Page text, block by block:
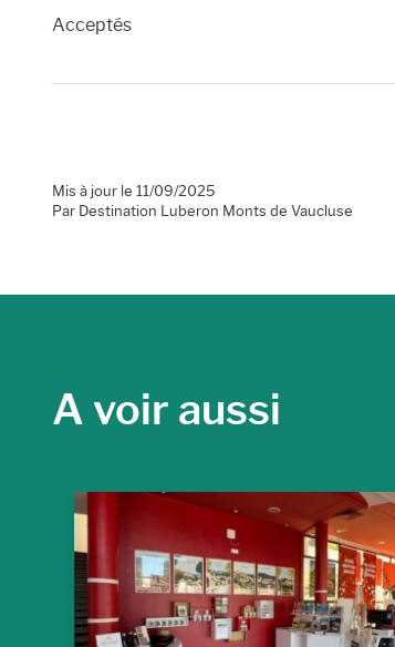
Acceptés
Mis à jour le 11/09/2025
Par Destination Luberon Monts de Vaucluse
A voir aussi